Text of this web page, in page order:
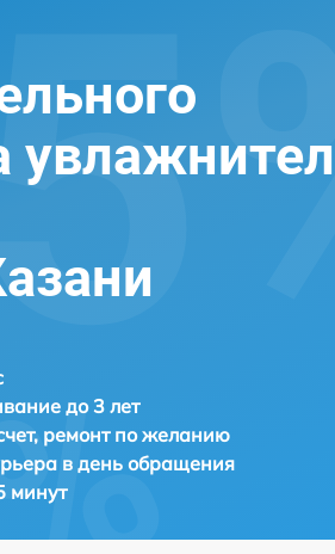
до 3 лет
ремонт по желанию
в день обращения
минут